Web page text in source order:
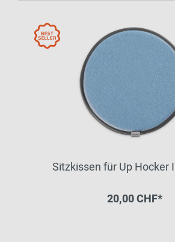
Sitzkissen für Up Hocker
20,00 CHF*